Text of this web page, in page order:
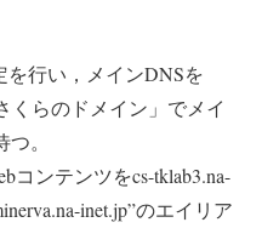
を行い，メインDNSを
くらのドメイン」でメイ
。
コンテンツをcs-tklab3.na-
inet.jp”のエイリア